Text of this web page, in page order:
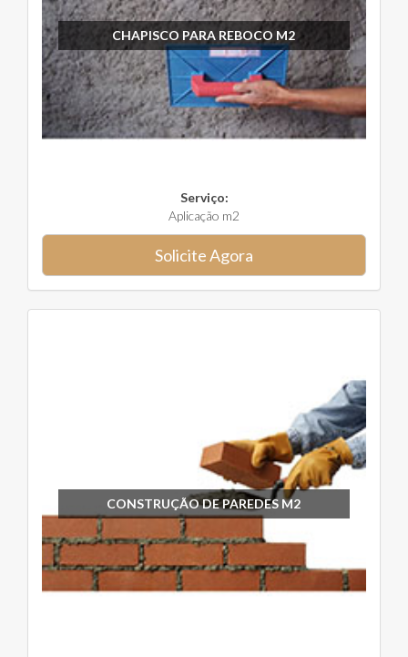
CHAPISCO PARA REBOCO M2
Serviço:
Aplicação m2
Solicite Agora
CONSTRUÇÃO DE PAREDES M2